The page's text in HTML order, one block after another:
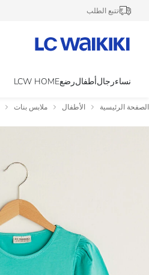
تتبع الطلب
نساءرجالأطفالرضعLCW HOME
الصفحة الرئيسية الأطفال ملابس بنات